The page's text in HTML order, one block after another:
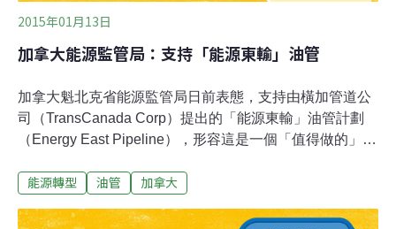
2015年01月13日
加拿大能源監管局：支持「能源東輸」油管
加拿大魁北克省能源監管局日前表態，支持由橫加管道公
司（TransCanada Corp）提出的「能源東輸」油管計劃
（Energy East Pipeline），形容這是一個「值得做的」項
Board）審核。造價達120億元的能源東輸油管，全長
域省等東部煉油廠，然後分銷至大西洋省份市場，目前估
能源轉型 油管 加拿大